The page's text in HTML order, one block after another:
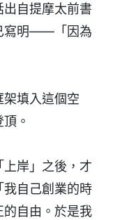
自提摩太前書
寫明——「因為
填入這個空
。
岸」之後，才
自己創業的時
自由。於是我